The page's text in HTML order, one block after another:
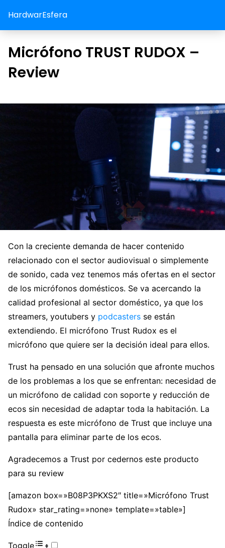
HardwarEsfera
Micrófono TRUST RUDOX –
Review
Con la creciente demanda de hacer contenido
relacionado con el sector audiovisual o simplemente
de sonido, cada vez tenemos más ofertas en el sector
de los micrófonos domésticos. Se va acercando la
calidad profesional al sector doméstico, ya que los
streamers, youtubers y podcasters se están
extendiendo. El micrófono Trust Rudox es el
micrófono que quiere ser la decisión ideal para ellos.
Trust ha pensado en una solución que afronte muchos
de los problemas a los que se enfrentan: necesidad de
un micrófono de calidad con soporte y reducción de
ecos sin necesidad de adaptar toda la habitación. La
respuesta es este micrófono de Trust que incluye una
pantalla para eliminar parte de los ecos.
Agradecemos a Trust por cedernos este producto
para su review
[amazon box=»B08P3PKXS2″ title=»Micrófono Trust
Rudox» star_rating=»none» template=»table»]
Índice de contenido
Toggle